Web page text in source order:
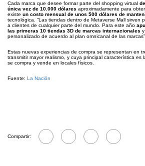
Cada marca que desee formar parte del shopping virtual
única vez de 10.000 dólares aproximadamente para
existe un costo mensual de unos 500 dólares de
tecnológica. “Las tiendas dentro de Metaverse Mall sirven
a clientes de cualquier parte del mundo. Para este año
las primeras 10 tiendas 3D de marcas internacionales
personalizado de acuerdo al plan omnicanal de las
Estas nuevas experiencias de compra se representan en
transmitir mayor realismo, y cuya principal característica es
se compra y vende en locales físicos.
Fuente: La Nación
Compartir: